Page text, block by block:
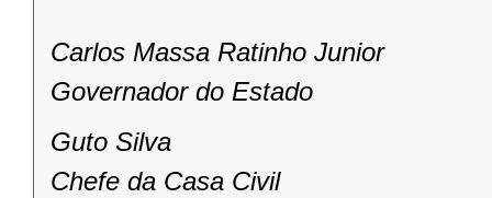
Carlos Massa Ratinho Junior
Governador do Estado
Guto Silva
Chefe da Casa Civil